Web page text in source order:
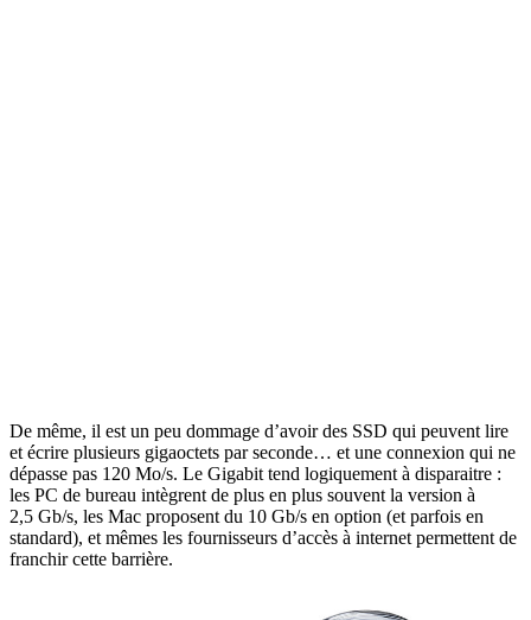
De même, il est un peu dommage d’avoir des SSD qui peuvent lire
et écrire plusieurs gigaoctets par seconde… et une connexion qui ne
dépasse pas 120 Mo/s. Le Gigabit tend logiquement à disparaitre :
les PC de bureau intègrent de plus en plus souvent la version à
2,5 Gb/s, les Mac proposent du 10 Gb/s en option (et parfois en
standard), et mêmes les fournisseurs d’accès à internet permettent de
franchir cette barrière.